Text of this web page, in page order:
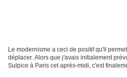
Le modernisme a ceci de positif qu'il
déplacer. Alors que j'avais initialement
Sulpice à Paris cet après-midi, c'est